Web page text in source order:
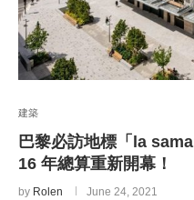
建築
巴黎必訪地標「la
16 年總算重新開幕！
by Rolen June 24, 2021